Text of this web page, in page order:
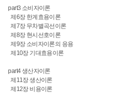
part3 소비자이론
제6장 한계효용이론
제7장 무차별곡선이론
제8장 현시선호이론
제9장 소비자이론의 응용
제10장 기대효용이론
part4 생산자이론
제11장 생산이론
제12장 비용이론